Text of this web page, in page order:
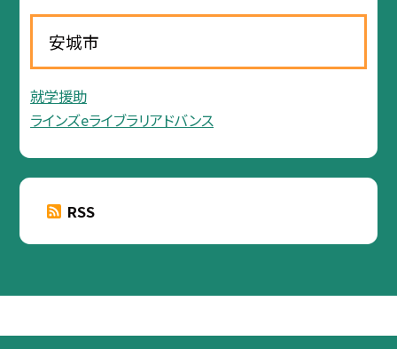
安城市
就学援助
ラインズeライブラリアドバンス
RSS